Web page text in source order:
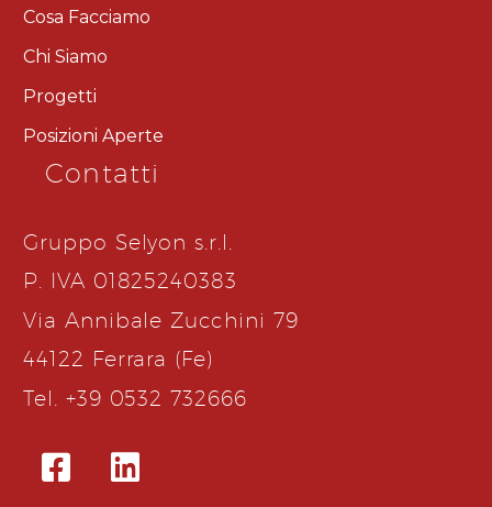
Cosa Facciamo
Chi Siamo
Progetti
Posizioni Aperte
Contatti
Gruppo Selyon s.r.l.
P. IVA 01825240383
Via Annibale Zucchini 79
44122 Ferrara (Fe)
Tel. +39 0532 732666